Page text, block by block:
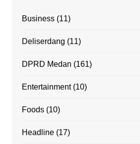
Business(11)
Deliserdang (11)
DPRD Medan (161)
Entertainment(10)
Foods(10)
Headline(17)